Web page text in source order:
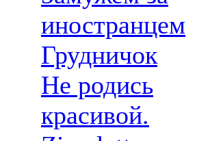
иностранцем
Грудничок
Не родись
красивой.